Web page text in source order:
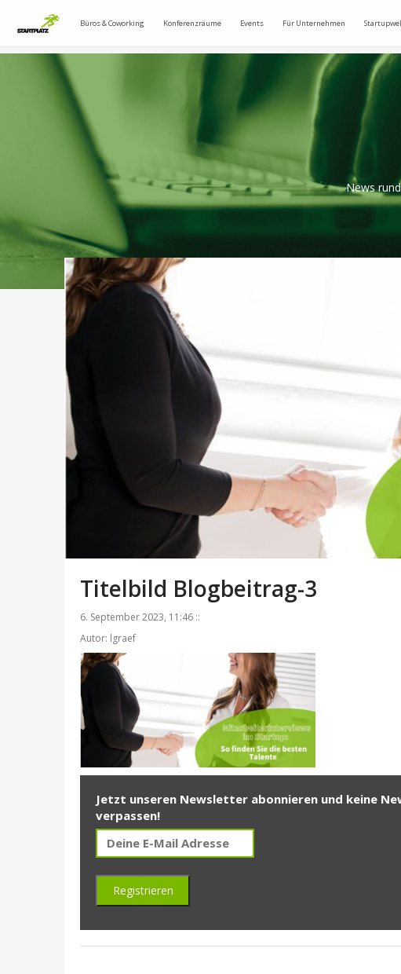
Büros & Coworking Konferenzräume Events Für Unternehmen
News
Titelbild Blogbeitrag-3
6. September 2023, 11:46 ::
Autor: lgraef
Jetzt unseren Newsletter abonnieren und keine
verpassen!